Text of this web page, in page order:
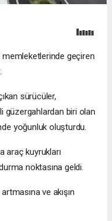
memleketlerinde geçiren
sürücüler,
güzergahlardan biri olan
yoğunluk oluşturdu.
araç kuyrukları
noktasına geldi.
ve akışın